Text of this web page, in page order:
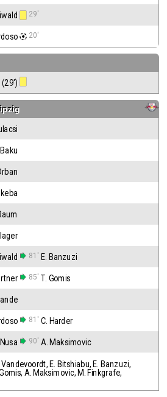
29'
20'
(29')
Baku
81' E. Banzuzi
85' T. Gomis
81' C. Harder
90' A. Maksimovic
Vandevoordt, E. Bitshiabu, E. Banzuzi,
, A. Maksimovic, M. Finkgrafe,